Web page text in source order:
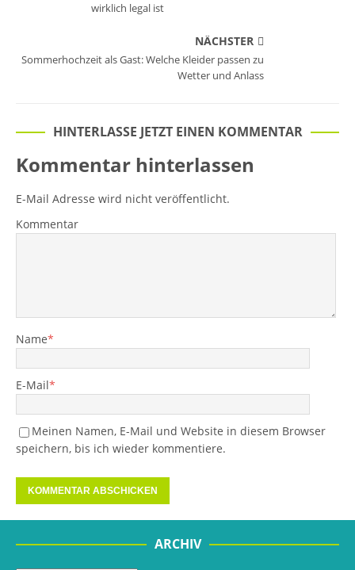
wirklich legal ist
NÄCHSTER
Sommerhochzeit als Gast: Welche Kleider passen zu
Wetter und Anlass
HINTERLASSE JETZT EINEN KOMMENTAR
Kommentar hinterlassen
E-Mail Adresse wird nicht veröffentlicht.
Kommentar
Name*
E-Mail*
Meinen Namen, E-Mail und Website in diesem Browser
speichern, bis ich wieder kommentiere.
ARCHIV